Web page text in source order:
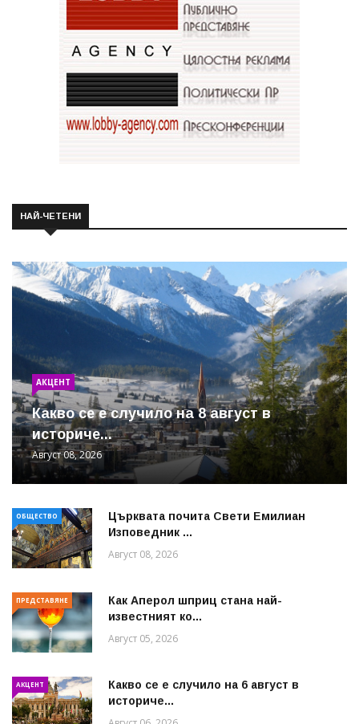
НАЙ-ЧЕТЕНИ
АКЦЕНТ
Какво се е случило на 8 август в
историче...
Август 08, 2026
ОБЩЕСТВО
Църквата почита Свeти Емилиан
Изповедник ...
Август 08, 2026
ПРЕДСТАВЯНЕ
Как Аперол шприц стана най-
известният ко...
Август 05, 2026
АКЦЕНТ
Какво се е случило на 6 август в
историче...